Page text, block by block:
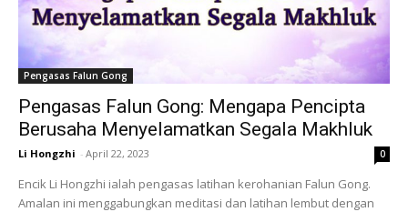
Pengasas Falun Gong
Pengasas Falun Gong: Mengapa Pencipta
Berusaha Menyelamatkan Segala Makhluk
Li Hongzhi - April 22, 2023 0
Encik Li Hongzhi ialah pengasas latihan kerohanian Falun Gong.
Amalan ini menggabungkan meditasi dan latihan lembut dengan